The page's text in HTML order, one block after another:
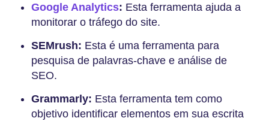
Google Analytics: Esta ferramenta ajuda a
monitorar o tráfego do site.
SEMrush: Esta é uma ferramenta para
pesquisa de palavras-chave e análise de
SEO.
Grammarly: Esta ferramenta tem como
objetivo identificar elementos em sua escrita